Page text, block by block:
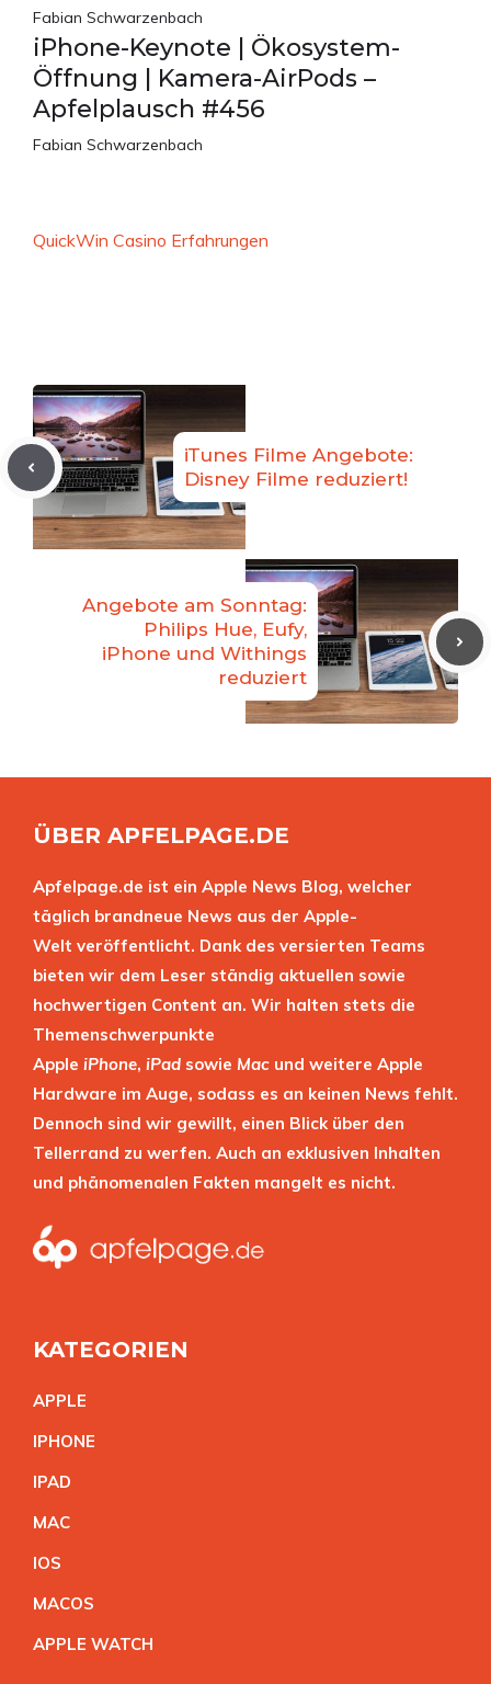
Fabian Schwarzenbach
iPhone-Keynote | Ökosystem-
Öffnung | Kamera-AirPods –
Apfelplausch #456
Fabian Schwarzenbach
QuickWin Casino Erfahrungen
iTunes Filme Angebote:
Disney Filme reduziert!
Angebote am Sonntag:
Philips Hue, Eufy,
iPhone und Withings
reduziert
ÜBER APFELPAGE.DE
Apfelpage.de ist ein Apple News Blog, welcher
täglich brandneue News aus der Apple-
Welt veröffentlicht. Dank des versierten Teams
bieten wir dem Leser ständig aktuellen sowie
hochwertigen Content an. Wir halten stets die
Themenschwerpunkte
Apple iPhone, iPad sowie Mac und weitere Apple
Hardware im Auge, sodass es an keinen News fehlt.
Dennoch sind wir gewillt, einen Blick über den
Tellerrand zu werfen. Auch an exklusiven Inhalten
und phänomenalen Fakten mangelt es nicht.
KATEGORIEN
APPLE
IPHONE
IPAD
MAC
IOS
MACOS
APPLE WATCH